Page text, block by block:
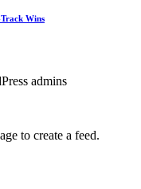
Wins
admins
to create a feed.